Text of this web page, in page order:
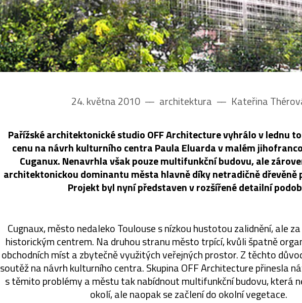
24. května 2010 –– architektura –– Kateřina
Pařížské architektonické studio OFF Architecture vyhrálo v lednu
cenu na návrh kulturního centra Paula Eluarda v malém
Cuganux. Nenavrhla však pouze multifunkční budovu, ale
architektonickou dominantu města hlavně díky netradičně dřevěně
Projekt byl nyní představen v rozšířené detailní
Cugnaux, město nedaleko Toulouse s nízkou hustotou zalidnění, ale
historickým centrem. Na druhou stranu město trpící, kvůli špatně
obchodních míst a zbytečně využitých veřejných prostor. Z těchto
soutěž na návrh kulturního centra. Skupina OFF Architecture přinesla
s těmito problémy a městu tak nabídnout multifunkční budovu, která
okolí, ale naopak se začlení do okolní vegetace.